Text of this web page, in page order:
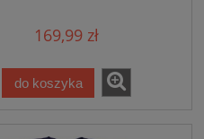
169,99 zł
do koszyka